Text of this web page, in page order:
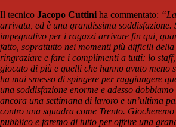
Il tecnico Jacopo Cuttini ha commentato:
arrivata, ed è una grandissima soddisfazione.
impegnativo per i ragazzi arrivare fin qui,
fatto, soprattutto nei momenti più difficili
ringraziare e fare i complimenti a tutti: lo
giocato di più e quelli che hanno avuto meno
ha mai smesso di spingere per raggiungere
una soddisfazione enorme e adesso
ancora una settimana di lavoro e un’ultima
contro una squadra come Trento.
pubblico e faremo di tutto per offrire una